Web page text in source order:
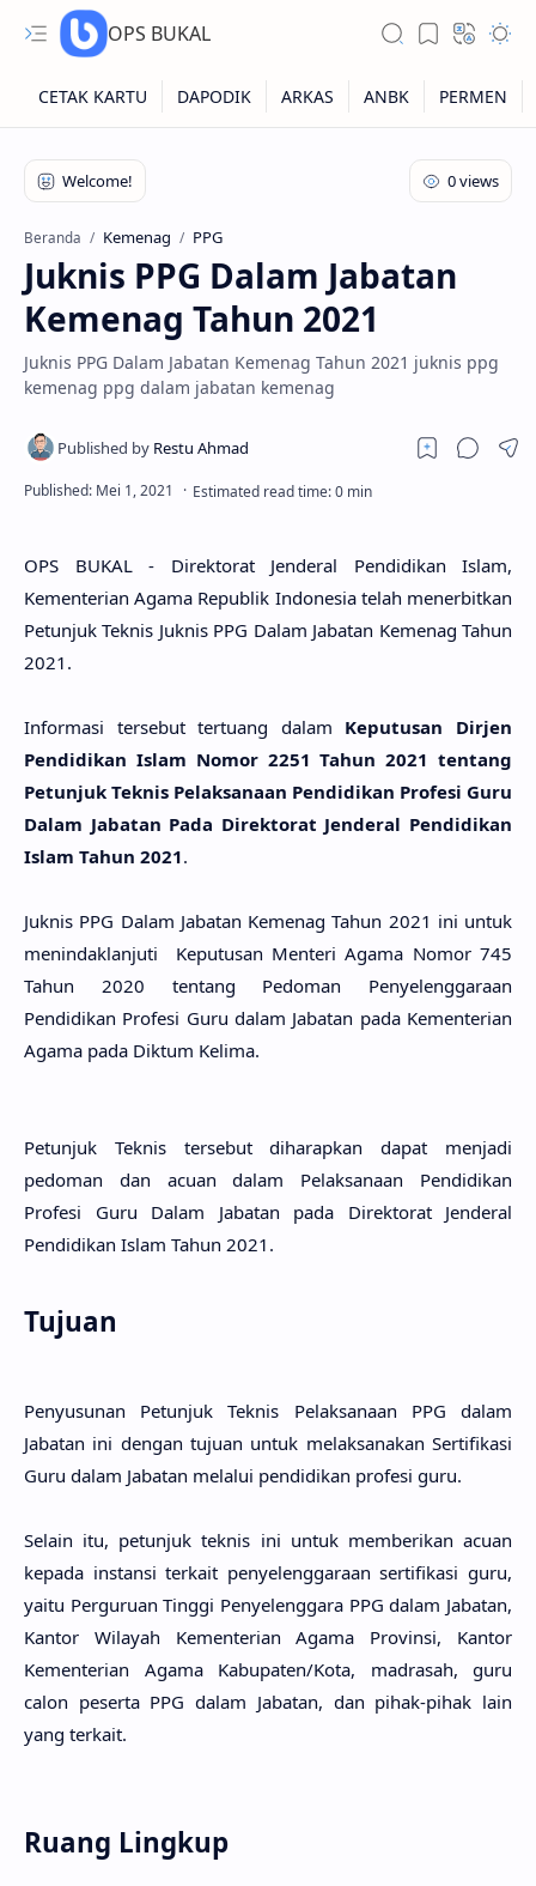
OPS BUKAL
Kartu NUPTK
Kartu NRG
Kartu NISN
Kartu NISN Foto
Kartu NISN Massal
Beranda Kemenag PPG
Juknis PPG Dalam Jabatan
Kemenag Tahun 2021
Juknis PPG Dalam Jabatan Kemenag Tahun 2021 juknis ppg
kemenag ppg dalam jabatan kemenag
OPS BUKAL - Direktorat Jenderal Pendidikan Islam,
Kementerian Agama Republik Indonesia telah menerbitkan
Petunjuk Teknis Juknis PPG Dalam Jabatan Kemenag Tahun
2021.
Informasi tersebut tertuang dalam Keputusan Dirjen
Pendidikan Islam Nomor 2251 Tahun 2021 tentang
Petunjuk Teknis Pelaksanaan Pendidikan Profesi Guru
Dalam Jabatan Pada Direktorat Jenderal Pendidikan
Islam Tahun 2021.
Juknis PPG Dalam Jabatan Kemenag Tahun 2021 ini untuk
menindaklanjuti Keputusan Menteri Agama Nomor 745
Tahun 2020 tentang Pedoman Penyelenggaraan
Pendidikan Profesi Guru dalam Jabatan pada Kementerian
Agama pada Diktum Kelima.
Petunjuk Teknis tersebut diharapkan dapat menjadi
pedoman dan acuan dalam Pelaksanaan Pendidikan
Profesi Guru Dalam Jabatan pada Direktorat Jenderal
Pendidikan Islam Tahun 2021.
Tujuan
Penyusunan Petunjuk Teknis Pelaksanaan PPG dalam
Jabatan ini dengan tujuan untuk melaksanakan Sertifikasi
Guru dalam Jabatan melalui pendidikan profesi guru.
Selain itu, petunjuk teknis ini untuk memberikan acuan
kepada instansi terkait penyelenggaraan sertifikasi guru,
yaitu Perguruan Tinggi Penyelenggara PPG dalam Jabatan,
Kantor Wilayah Kementerian Agama Provinsi, Kantor
Kementerian Agama Kabupaten/Kota, madrasah, guru
calon peserta PPG dalam Jabatan, dan pihak-pihak lain
yang terkait.
Ruang Lingkup